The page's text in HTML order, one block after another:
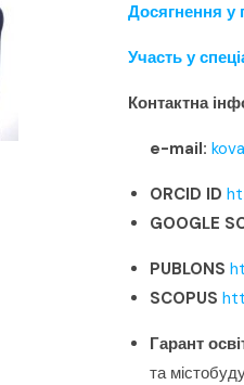
Досягнення у
Участь у
Контактна
e-mail:
ORCID ID
GOOGLE
PUBLONS
SCOPUS
Гарант
та